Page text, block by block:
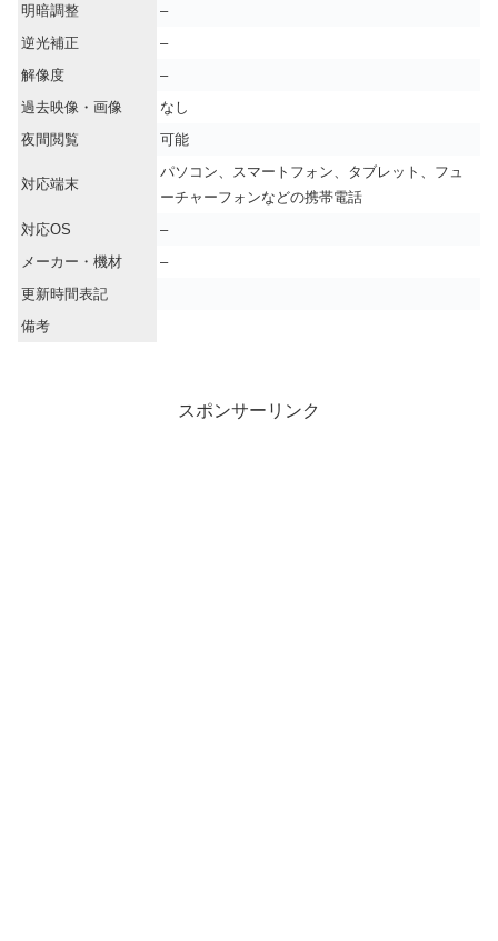
明暗調整
–
逆光補正
–
解像度
–
過去映像・画像
なし
夜間閲覧
可能
対応端末
パソコン、スマートフォン、タブレット、フュ
ーチャーフォンなどの携帯電話
対応OS
–
メーカー・機材
–
更新時間表記
備考
スポンサーリンク